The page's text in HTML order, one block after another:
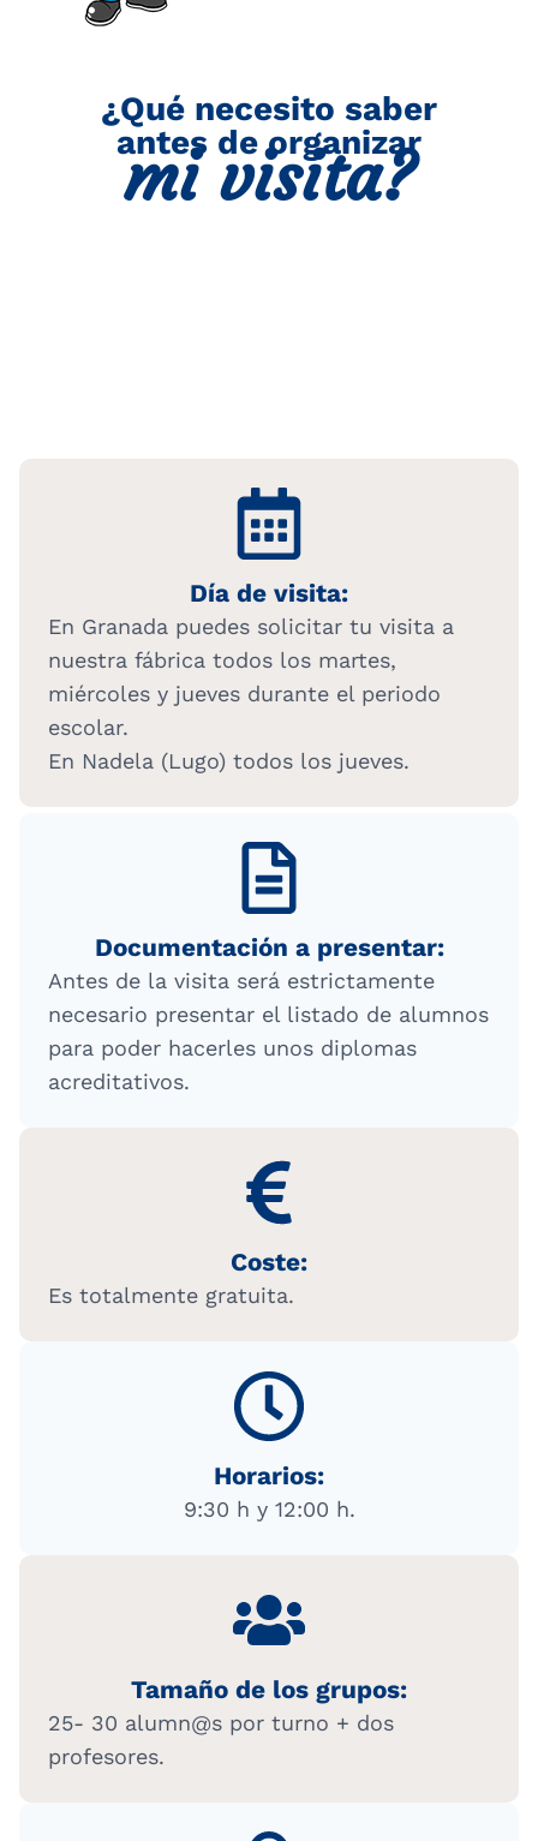
¿Qué necesito saber
antes de organizar
mi visita?
Día de visita:
En Granada puedes solicitar tu visita a
nuestra fábrica todos los martes,
miércoles y jueves durante el periodo
escolar.
En Nadela (Lugo) todos los jueves.
Documentación a presentar:
Antes de la visita será estrictamente
necesario presentar el listado de alumnos
para poder hacerles unos diplomas
acreditativos.
Coste:
Es totalmente gratuita.
Horarios:
9:30 h y 12:00 h.
Tamaño de los grupos:
25- 30 alumn@s por turno + dos
profesores.